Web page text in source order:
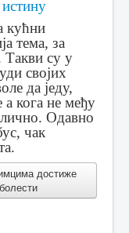
кућни
тема, за
Такви су у
својих
да једу,
а кога не међу
Одавно
чак
достиже